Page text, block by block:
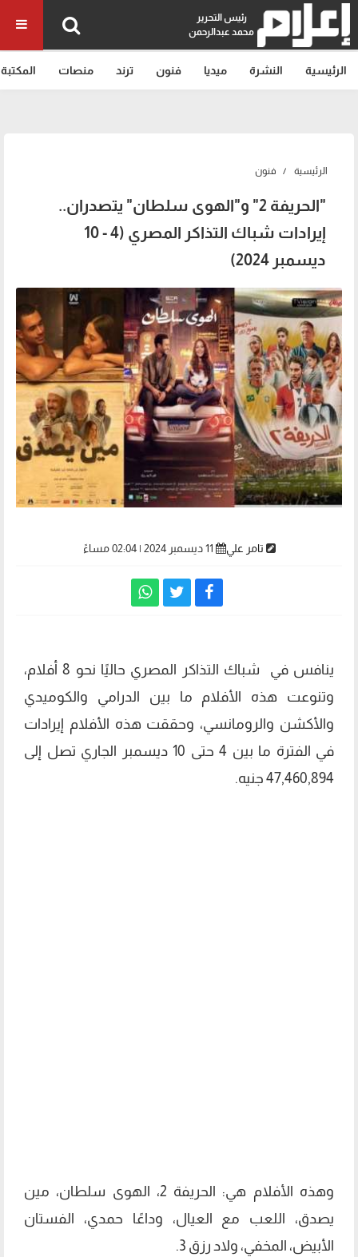
رئيس التحرير
محمد عبدالرحمن
الرئيسية النشرة ميديا فنون ترند منصات المكتبة
الرئيسية فنون
"الحريفة 2" و"الهوى سلطان" يتصدران..
إيرادات شباك التذاكر المصري (4 - 10
ديسمبر 2024)
تامر علي
ينافس في شباك التذاكر المصري حاليًا نحو 8 أفلام،
وتنوعت هذه الأفلام ما بين الدرامي والكوميدي
والأكشن والرومانسي، وحققت هذه الأفلام إيرادات
في الفترة ما بين 4 حتى 10 ديسمبر الجاري تصل إلى
47,460,894 جنيه.
وهذه الأفلام هي: الحريفة 2، الهوى سلطان، مين
يصدق، اللعب مع العيال، وداعًا حمدي، الفستان
الأبيض، المخفي، ولاد رزق 3.